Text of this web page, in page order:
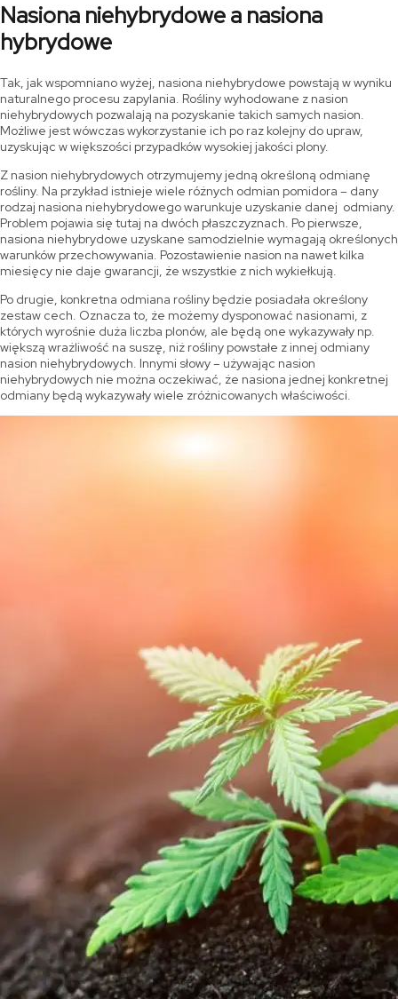
Nasiona niehybrydowe a nasiona
hybrydowe
Tak, jak wspomniano wyżej, nasiona niehybrydowe powstają w wyniku
naturalnego procesu zapylania. Rośliny wyhodowane z nasion
niehybrydowych pozwalają na pozyskanie takich samych nasion.
Możliwe jest wówczas wykorzystanie ich po raz kolejny do upraw,
uzyskując w większości przypadków wysokiej jakości plony.
Z nasion niehybrydowych otrzymujemy jedną określoną odmianę
rośliny. Na przykład istnieje wiele różnych odmian pomidora – dany
rodzaj nasiona niehybrydowego warunkuje uzyskanie danej odmiany.
Problem pojawia się tutaj na dwóch płaszczyznach. Po pierwsze,
nasiona niehybrydowe uzyskane samodzielnie wymagają określonych
warunków przechowywania. Pozostawienie nasion na nawet kilka
miesięcy nie daje gwarancji, że wszystkie z nich wykiełkują.
Po drugie, konkretna odmiana rośliny będzie posiadała określony
zestaw cech. Oznacza to, że możemy dysponować nasionami, z
których wyrośnie duża liczba plonów, ale będą one wykazywały np.
większą wrażliwość na suszę, niż rośliny powstałe z innej odmiany
nasion niehybrydowych. Innymi słowy – używając nasion
niehybrydowych nie można oczekiwać, że nasiona jednej konkretnej
odmiany będą wykazywały wiele zróżnicowanych właściwości.